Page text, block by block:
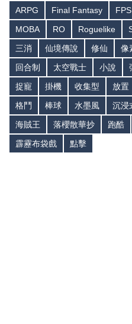
ARPG Final Fantasy FPS
MOBA
RO Roguelike
三消
仙境傳說 修仙 像
回合制
太空戰士 小說
捉寵
掛機 收集型 放置
格鬥
棒球 水墨風 沉浸
海賊王
落櫻散華抄 跑酷
霹靂布袋戲
點擊